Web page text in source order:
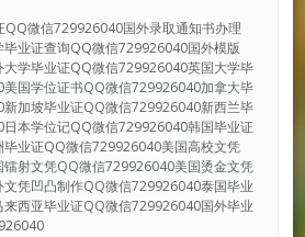
QQ微信729926040国外录取通知书办理
业证查询QQ微信729926040国外模版
学毕业证QQ微信729926040英国大学毕
国学位证书QQ微信729926040加拿大毕
加坡毕业证QQ微信729926040新西兰毕
本学位记QQ微信729926040韩国毕业证
业证QQ微信729926040美国高校文凭
射文凭QQ微信729926040美国烫金文凭
凭凹凸制作QQ微信729926040泰国毕业
西亚毕业证QQ微信729926040国外毕业